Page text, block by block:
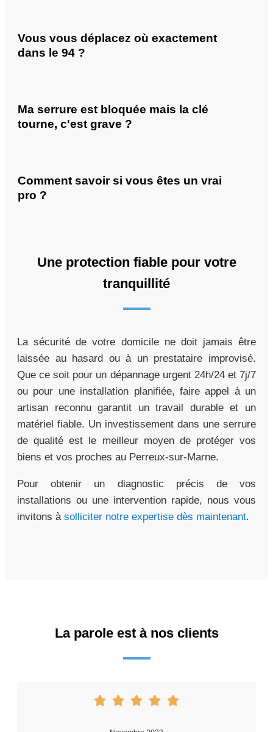
Vous vous déplacez où exactement
dans le 94 ?
Ma serrure est bloquée mais la clé
tourne, c'est grave ?
Comment savoir si vous êtes un vrai
pro ?
Une protection fiable pour votre
tranquillité
La sécurité de votre domicile ne doit jamais être
laissée au hasard ou à un prestataire improvisé.
Que ce soit pour un dépannage urgent 24h/24 et 7j/7
ou pour une installation planifiée, faire appel à un
artisan reconnu garantit un travail durable et un
matériel fiable. Un investissement dans une serrure
de qualité est le meilleur moyen de protéger vos
biens et vos proches au Perreux-sur-Marne.
Pour obtenir un diagnostic précis de vos
installations ou une intervention rapide, nous vous
invitons à solliciter notre expertise dès maintenant.
La parole est à nos clients